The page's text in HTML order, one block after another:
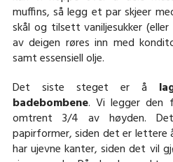
muffins, så legg et par skjeer
skål og tilsett vaniljesukker
av deigen røres inn med
samt essensiell olje.
Det siste steget er å
badebombene. Vi legger den
omtrent 3/4 av høyden.
papirformer, siden det er
har ujevne kanter, siden det vil